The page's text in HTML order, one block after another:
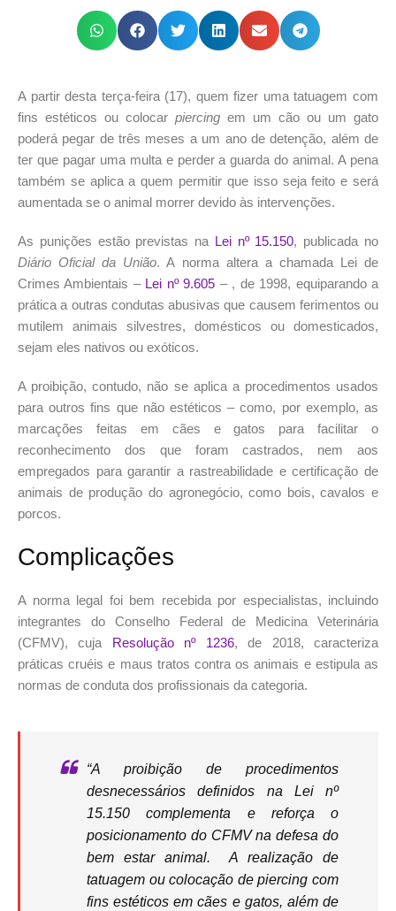
A partir desta terça-feira (17), quem fizer uma tatuagem com
fins estéticos ou colocar piercing em um cão ou um gato
poderá pegar de três meses a um ano de detenção, além de
ter que pagar uma multa e perder a guarda do animal. A pena
também se aplica a quem permitir que isso seja feito e será
aumentada se o animal morrer devido às intervenções.
As punições estão previstas na Lei nº 15.150, publicada no
Diário Oficial da União. A norma altera a chamada Lei de
Crimes Ambientais – Lei nº 9.605 – , de 1998, equiparando a
prática a outras condutas abusivas que causem ferimentos ou
mutilem animais silvestres, domésticos ou domesticados,
sejam eles nativos ou exóticos.
A proibição, contudo, não se aplica a procedimentos usados
para outros fins que não estéticos – como, por exemplo, as
marcações feitas em cães e gatos para facilitar o
reconhecimento dos que foram castrados, nem aos
empregados para garantir a rastreabilidade e certificação de
animais de produção do agronegócio, como bois, cavalos e
porcos.
Complicações
A norma legal foi bem recebida por especialistas, incluindo
integrantes do Conselho Federal de Medicina Veterinária
(CFMV), cuja
Resolução nº 1236, de 2018, caracteriza
práticas cruéis e maus tratos contra os animais e estipula as
normas de conduta dos profissionais da categoria.
“A proibição de procedimentos
desnecessários definidos na Lei nº
15.150 complementa e reforça o
posicionamento do CFMV na defesa do
bem estar animal. A realização de
tatuagem ou colocação de piercing com
fins estéticos em cães e gatos, além de